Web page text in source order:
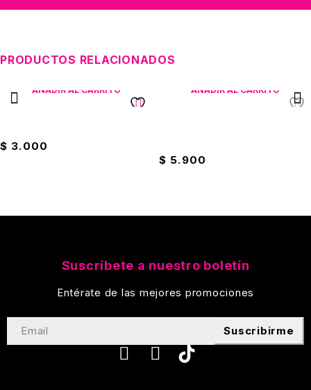
PRODUCTOS RELACIONADOS
AÑADIR AL CARRITO
$ 3.000
AÑADIR AL CARRITO
$ 5.900
Suscríbete a nuestro boletín
Entérate de las mejores promociones
Suscribirme